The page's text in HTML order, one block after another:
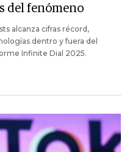
del fenómeno
alcanza cifras récord,
dentro y fuera del
Infinite Dial 2025.